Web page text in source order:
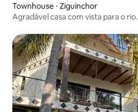
Townhouse ⋅ Ziguinchor
Agradável casa com vista para o rio.